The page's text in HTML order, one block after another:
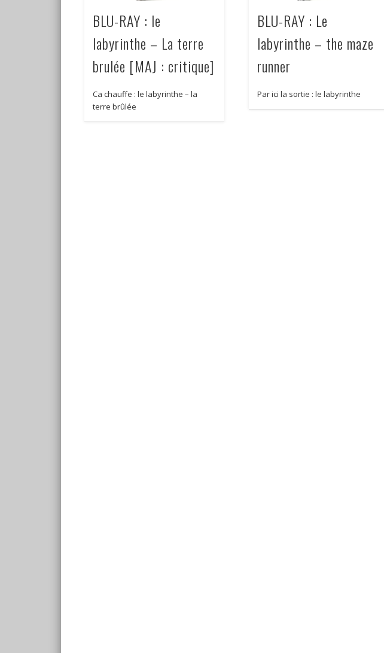
BLU-RAY : le
labyrinthe – La terre
brulée [MAJ : critique]
Ca chauffe : le labyrinthe – la
terre brûlée
BLU-RAY : Le
labyrinthe – the maze
runner
Par ici la sortie : le labyrinthe